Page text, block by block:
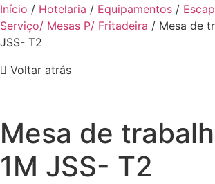
Início / Hotelaria / Equipamentos /
Serviço/ Mesas P/ Fritadeira / Mesa de
JSS- T2
Voltar atrás
Mesa de
1M JSS- T2